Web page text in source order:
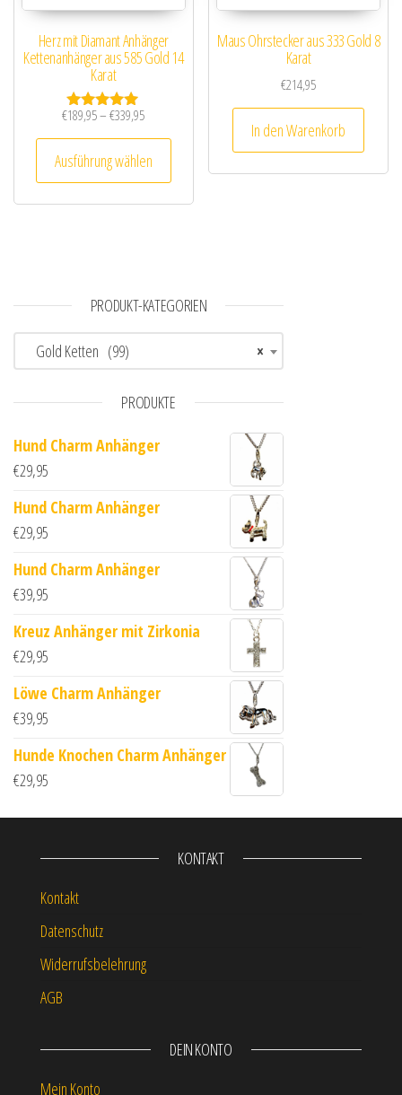
Herz mit Diamant Anhänger
Kettenanhänger aus 585 Gold 14
Karat
Bewertet mit
€189,95–€339,95Preisspanne: €189,95 bis €339,95
Ausführung wählen
Dieses Produkt weist mehrere Varianten
Maus Ohrstecker aus 333 Gold 8
Karat
€214,95
In den Warenkorb
PRODUKT-KATEGORIEN
×
Gold Ketten (99)
PRODUKTE
Hund Charm Anhänger
€29,95
Hund Charm Anhänger
€29,95
Hund Charm Anhänger
€39,95
Kreuz Anhänger mit Zirkonia
€29,95
Löwe Charm Anhänger
€39,95
Hunde Knochen Charm Anhänger
€29,95
KONTAKT
Kontakt
Datenschutz
Widerrufsbelehrung
AGB
DEIN KONTO
Mein Konto